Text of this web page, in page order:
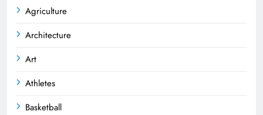
Agriculture
Architecture
Art
Athletes
Basketball